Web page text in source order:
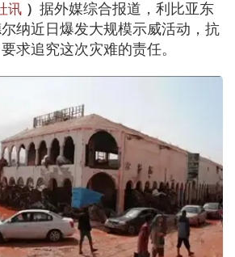
讯 ）据外媒综合报道，利比亚东
纳近日爆发大规模示威活动， 抗
求追究这次灾难的责任。